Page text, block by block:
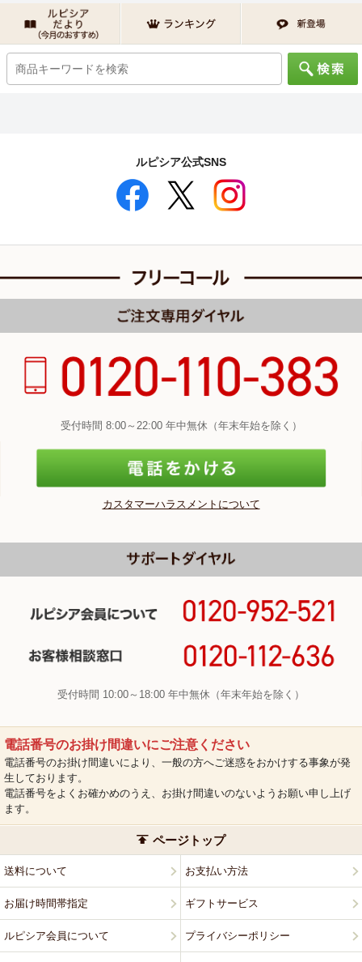
ルピシア公式SNS
受付時間 8:00～22:00 年中無休（年末年始を除く）
カスタマーハラスメントについて
受付時間 10:00～18:00 年中無休（年末年始を除く）
電話番号のお掛け間違いにご注意ください
電話番号のお掛け間違いにより、一般の方へご迷惑をおかけする事象が発
生しております。
電話番号をよくお確かめのうえ、お掛け間違いのないようお願い申し上げ
ます。
ページトップ
送料について お支払い方法
お届け時間帯指定 ギフトサービス
ルピシア会員について プライバシーポリシー